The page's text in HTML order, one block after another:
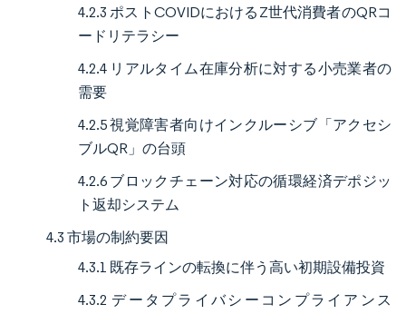
4.2.3 ポストCOVIDにおけるZ世代消費者のQRコ
ードリテラシー
4.2.4 リアルタイム在庫分析に対する小売業者の
需要
4.2.5 視覚障害者向けインクルーシブ「アクセシ
ブルQR」の台頭
4.2.6 ブロックチェーン対応の循環経済デポジッ
ト返却システム
4.3 市場の制約要因
4.3.1 既存ラインの転換に伴う高い初期設備投資
4.3.2 データプライバシーコンプライアンス